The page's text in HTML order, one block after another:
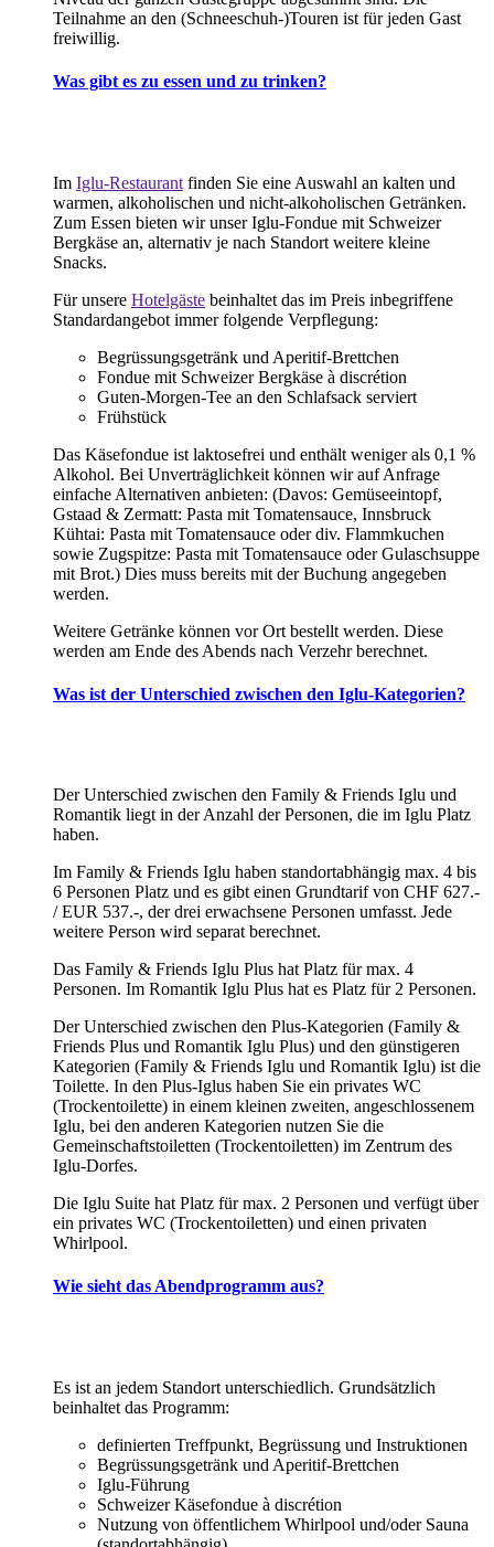
Teilnahme an den (Schneeschuh-)Touren ist für jeden Gast
freiwillig.
Was gibt es zu essen und zu trinken?
Im Iglu-Restaurant finden Sie eine Auswahl an kalten und
warmen, alkoholischen und nicht-alkoholischen Getränken.
Zum Essen bieten wir unser Iglu-Fondue mit Schweizer
Bergkäse an, alternativ je nach Standort weitere kleine
Snacks.
Für unsere Hotelgäste beinhaltet das im Preis inbegriffene
Standardangebot immer folgende Verpflegung:
Begrüssungsgetränk und Aperitif-Brettchen
Fondue mit Schweizer Bergkäse à discrétion
Guten-Morgen-Tee an den Schlafsack serviert
Frühstück
Das Käsefondue ist laktosefrei und enthält weniger als 0,1 %
Alkohol. Bei Unverträglichkeit können wir auf Anfrage
einfache Alternativen anbieten: (Davos: Gemüseeintopf,
Gstaad & Zermatt: Pasta mit Tomatensauce, Innsbruck
Kühtai: Pasta mit Tomatensauce oder div. Flammkuchen
sowie Zugspitze: Pasta mit Tomatensauce oder Gulaschsuppe
mit Brot.) Dies muss bereits mit der Buchung angegeben
werden.
Weitere Getränke können vor Ort bestellt werden. Diese
werden am Ende des Abends nach Verzehr berechnet.
Was ist der Unterschied zwischen den Iglu-Kategorien?
Der Unterschied zwischen den Family & Friends Iglu und
Romantik liegt in der Anzahl der Personen, die im Iglu Platz
haben.
Im Family & Friends Iglu haben standortabhängig max. 4 bis
6 Personen Platz und es gibt einen Grundtarif von CHF 627.-
/ EUR 537.-, der drei erwachsene Personen umfasst. Jede
weitere Person wird separat berechnet.
Das Family & Friends Iglu Plus hat Platz für max. 4
Personen. Im Romantik Iglu Plus hat es Platz für 2 Personen.
Der Unterschied zwischen den Plus-Kategorien (Family &
Friends Plus und Romantik Iglu Plus) und den günstigeren
Kategorien (Family & Friends Iglu und Romantik Iglu) ist die
Toilette. In den Plus-Iglus haben Sie ein privates WC
(Trockentoilette) in einem kleinen zweiten, angeschlossenem
Iglu, bei den anderen Kategorien nutzen Sie die
Gemeinschaftstoiletten (Trockentoiletten) im Zentrum des
Iglu-Dorfes.
Die Iglu Suite hat Platz für max. 2 Personen und verfügt über
ein privates WC (Trockentoiletten) und einen privaten
Whirlpool.
Wie sieht das Abendprogramm aus?
Es ist an jedem Standort unterschiedlich. Grundsätzlich
beinhaltet das Programm:
definierten Treffpunkt, Begrüssung und Instruktionen
Begrüssungsgetränk und Aperitif-Brettchen
Iglu-Führung
Schweizer Käsefondue à discrétion
Nutzung von öffentlichem Whirlpool und/oder Sauna